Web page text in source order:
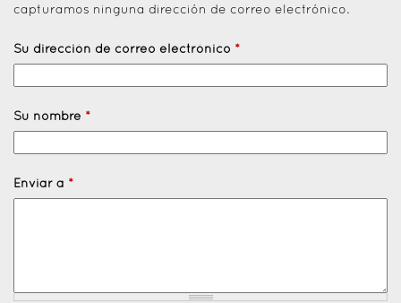
capturamos ninguna dirección de correo electrónico.
Su dirección de correo electrónico *
Su nombre *
Enviar a *